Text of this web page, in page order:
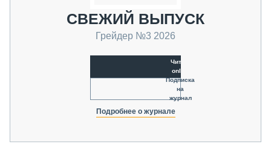
СВЕЖИЙ ВЫПУСК
Грейдер №3 2026
Читать
online
Подписка
на
журнал
Подробнее о журнале